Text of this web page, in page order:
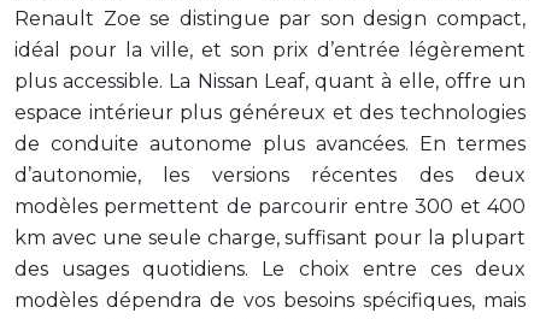
Renault Zoe se distingue par son design compact,
idéal pour la ville, et son prix d’entrée légèrement
plus accessible. La Nissan Leaf, quant à elle, offre un
espace intérieur plus généreux et des technologies
de conduite autonome plus avancées. En termes
d’autonomie, les versions récentes des deux
modèles permettent de parcourir entre 300 et 400
km avec une seule charge, suffisant pour la plupart
des usages quotidiens. Le choix entre ces deux
modèles dépendra de vos besoins spécifiques, mais